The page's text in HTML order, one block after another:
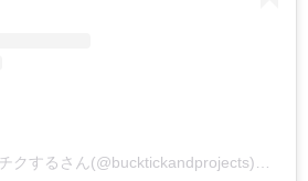
インスタグラムがバクチクするさん(@bucktickandprojects)がシェアした投稿 –